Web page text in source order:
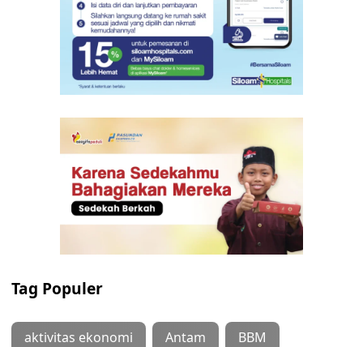
Tag Populer
aktivitas ekonomi Antam BBM